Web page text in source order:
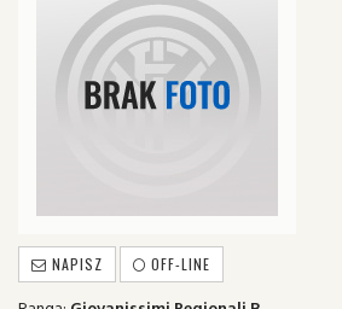
NAPISZ OFF-LINE